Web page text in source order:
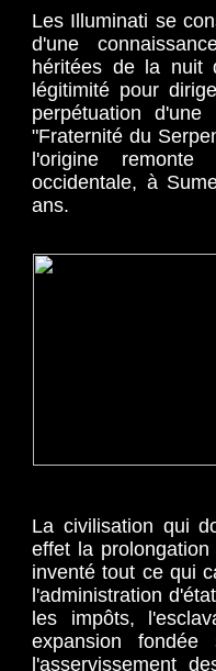
Les Illuminati se
d'une
héritées de la nuit
légitimité pour
perpétuation
"Fraternité du
l'origine
occidentale, à
ans.
La civilisation qui
effet la
inventé tout ce qui
l'administration
les impôts,
expansion
l'asservissement